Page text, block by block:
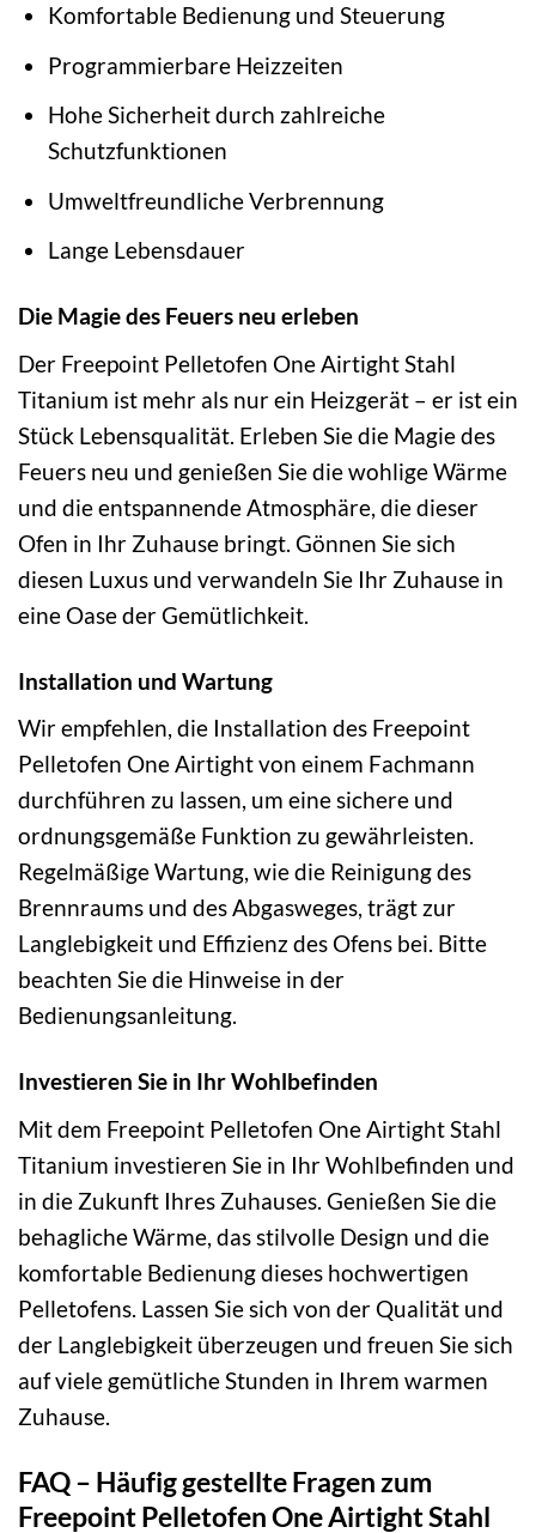
Komfortable Bedienung und Steuerung
Programmierbare Heizzeiten
Hohe Sicherheit durch zahlreiche
Schutzfunktionen
Umweltfreundliche Verbrennung
Lange Lebensdauer
Die Magie des Feuers neu erleben
Der Freepoint Pelletofen One Airtight Stahl
Titanium ist mehr als nur ein Heizgerät – er ist ein
Stück Lebensqualität. Erleben Sie die Magie des
Feuers neu und genießen Sie die wohlige Wärme
und die entspannende Atmosphäre, die dieser
Ofen in Ihr Zuhause bringt. Gönnen Sie sich
diesen Luxus und verwandeln Sie Ihr Zuhause in
eine Oase der Gemütlichkeit.
Installation und Wartung
Wir empfehlen, die Installation des Freepoint
Pelletofen One Airtight von einem Fachmann
durchführen zu lassen, um eine sichere und
ordnungsgemäße Funktion zu gewährleisten.
Regelmäßige Wartung, wie die Reinigung des
Brennraums und des Abgasweges, trägt zur
Langlebigkeit und Effizienz des Ofens bei. Bitte
beachten Sie die Hinweise in der
Bedienungsanleitung.
Investieren Sie in Ihr Wohlbefinden
Mit dem Freepoint Pelletofen One Airtight Stahl
Titanium investieren Sie in Ihr Wohlbefinden und
in die Zukunft Ihres Zuhauses. Genießen Sie die
behagliche Wärme, das stilvolle Design und die
komfortable Bedienung dieses hochwertigen
Pelletofens. Lassen Sie sich von der Qualität und
der Langlebigkeit überzeugen und freuen Sie sich
auf viele gemütliche Stunden in Ihrem warmen
Zuhause.
FAQ – Häufig gestellte Fragen zum
Freepoint Pelletofen One Airtight Stahl